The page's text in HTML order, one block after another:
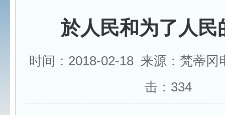
於人民和为了人民
时间：2018-02-18 来源：梵蒂
击： 334